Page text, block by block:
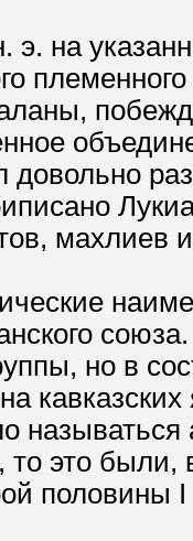
э. на
махлиев
но в
то это
половины I